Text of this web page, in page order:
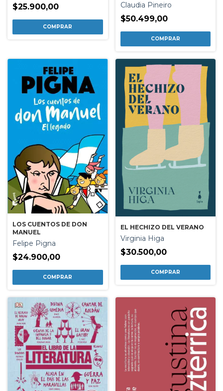
$25.900,00 Claudia Pineiro
$50.499,00
LOS CUENTOS DE DON
MANUEL
Felipe Pigna
$24.900,00
EL HECHIZO DEL VERANO
Virginia Higa
$30.500,00